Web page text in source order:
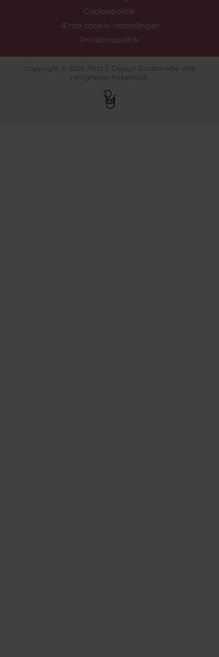
Cookiepolitik
Ændr cookie-indstillinger
Privatlivspolitik
Copyright © 2026 Pind J. Design Guldsmedie. Alle
rettigheder forbeholdt.